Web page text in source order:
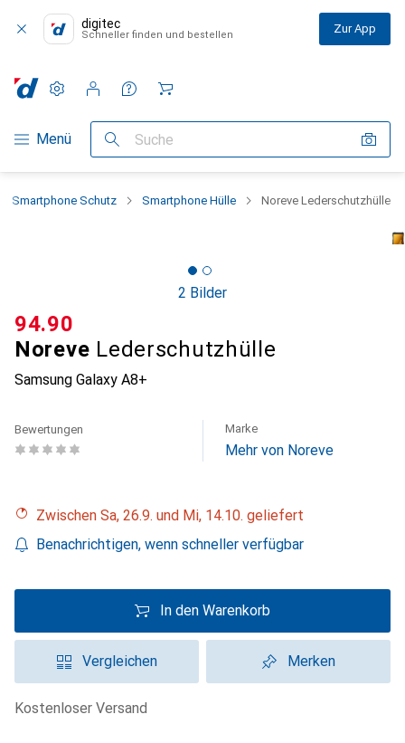
digitec
Schneller finden und bestellen Zur App
Navigation nach Kategorien
Menü Suche
Einstellungen
Kundenkonto
Vergleichslisten
Merklisten
Warenkorb
Smartphone Schutz Smartphone Hülle Noreve Lederschutzhülle
2 Bilder
Noreve Lederschutzhülle
Samsung Galaxy A8+
CHF
94.90
Bewertungen Marke
Mehr von Noreve
Zwischen Sa, 26.9. und Mi, 14.10. geliefert
Benachrichtigen, wenn schneller verfügbar
In den Warenkorb
Vergleichen Merken
kostenloser Versand